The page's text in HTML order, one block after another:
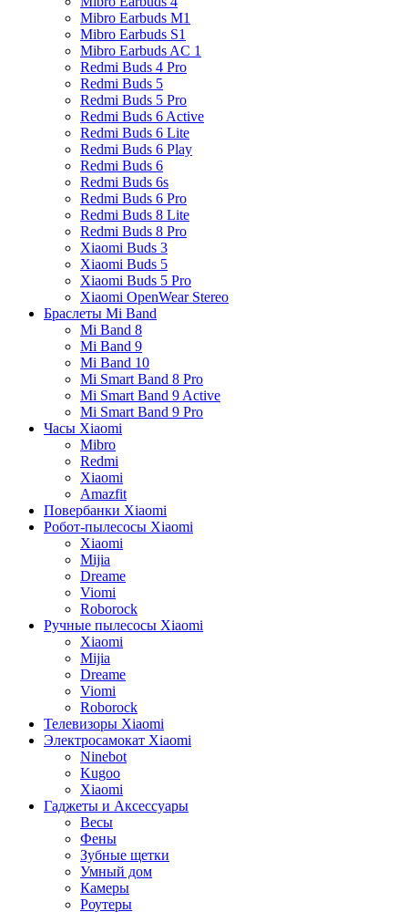
Mibro Earbuds M1
Mibro Earbuds S1
Mibro Earbuds AC 1
Redmi Buds 4 Pro
Redmi Buds 5
Redmi Buds 5 Pro
Redmi Buds 6 Active
Redmi Buds 6 Lite
Redmi Buds 6 Play
Redmi Buds 6
Redmi Buds 6s
Redmi Buds 6 Pro
Redmi Buds 8 Lite
Redmi Buds 8 Pro
Xiaomi Buds 3
Xiaomi Buds 5
Xiaomi Buds 5 Pro
Xiaomi OpenWear Stereo
Браслеты Mi Band
Mi Band 8
Mi Band 9
Mi Band 10
Mi Smart Band 8 Pro
Mi Smart Band 9 Active
Mi Smart Band 9 Pro
Часы Xiaomi
Mibro
Redmi
Xiaomi
Amazfit
Повербанки Xiaomi
Робот-пылесосы Xiaomi
Xiaomi
Mijia
Dreame
Viomi
Roborock
Ручные пылесосы Xiaomi
Xiaomi
Mijia
Dreame
Viomi
Roborock
Телевизоры Xiaomi
Электросамокат Xiaomi
Ninebot
Kugoo
Xiaomi
Гаджеты и Аксессуары
Весы
Фены
Зубные щетки
Умный дом
Камеры
Роутеры